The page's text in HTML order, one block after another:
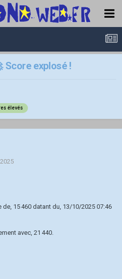
Score explosé !
élevés
de, 15 460 datant du, 13/10/2025 07:46
avec, 21 440.